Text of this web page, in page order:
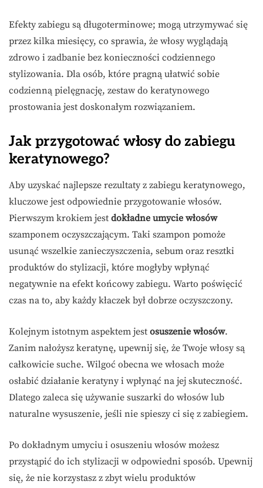
Efekty zabiegu są długoterminowe; mogą utrzymywać się
przez kilka miesięcy, co sprawia, że włosy wyglądają
zdrowo i zadbanie bez konieczności codziennego
stylizowania. Dla osób, które pragną ułatwić sobie
codzienną pielęgnację, zestaw do keratynowego
prostowania jest doskonałym rozwiązaniem.
Jak przygotować włosy do zabiegu
keratynowego?
Aby uzyskać najlepsze rezultaty z zabiegu keratynowego,
kluczowe jest odpowiednie przygotowanie włosów.
Pierwszym krokiem jest dokładne umycie włosów
szamponem oczyszczającym. Taki szampon pomoże
usunąć wszelkie zanieczyszczenia, sebum oraz resztki
produktów do stylizacji, które mogłyby wpłynąć
negatywnie na efekt końcowy zabiegu. Warto poświęcić
czas na to, aby każdy kłaczek był dobrze oczyszczony.
Kolejnym istotnym aspektem jest osuszenie włosów.
Zanim nałożysz keratynę, upewnij się, że Twoje włosy są
całkowicie suche. Wilgoć obecna we włosach może
osłabić działanie keratyny i wpłynąć na jej skuteczność.
Dlatego zaleca się używanie suszarki do włosów lub
naturalne wysuszenie, jeśli nie spieszy ci się z zabiegiem.
Po dokładnym umyciu i osuszeniu włosów możesz
przystąpić do ich stylizacji w odpowiedni sposób. Upewnij
się, że nie korzystasz z zbyt wielu produktów